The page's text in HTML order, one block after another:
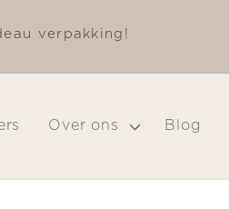
verpakking!
Over ons Blog